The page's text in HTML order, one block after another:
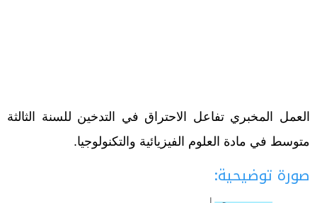
العمل المخبري تفاعل الاحتراق في التدخين للسنة الثالثة
متوسط في مادة العلوم الفيزيائية والتكنولوجيا.
صورة توضيحية: